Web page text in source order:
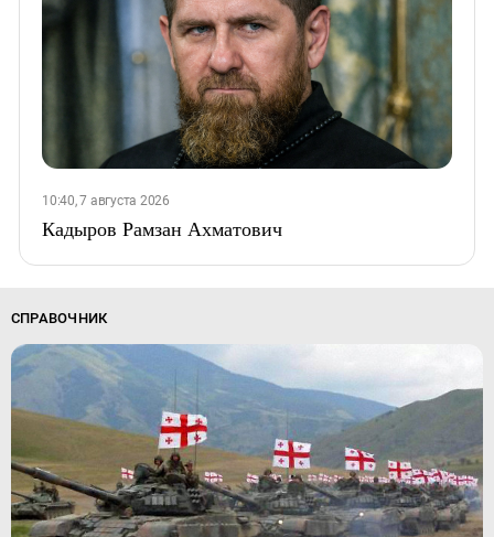
10:40, 7 августа 2026
Кадыров Рамзан Ахматович
СПРАВОЧНИК